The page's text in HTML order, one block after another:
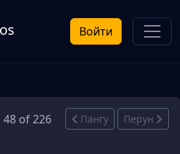
Войти
48 of 226 Пангу Перун